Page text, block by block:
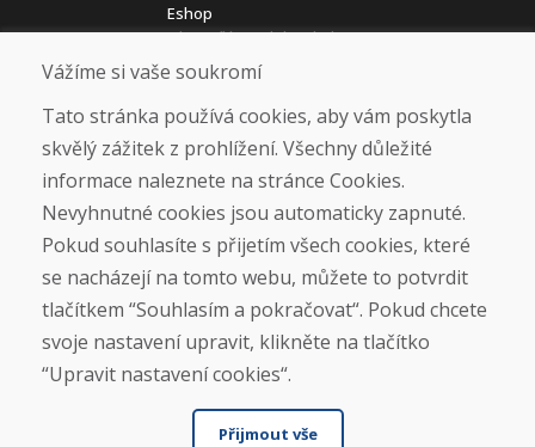
Eshop
Jak posíláme elektrokola
Obchodní podmínky
Doprava
Platba
Vrácení a výměna zboží
Ochrana osobních údajů
Cookies
Sociální sítě
Vážíme si vaše soukromí
Tato stránka používá cookies, aby vám poskytla
skvělý zážitek z prohlížení. Všechny důležité
informace naleznete na stránce Cookies.
Nevyhnutné cookies jsou automaticky zapnuté.
Pokud souhlasíte s přijetím všech cookies, které
se nacházejí na tomto webu, můžete to potvrdit
tlačítkem “Souhlasím a pokračovat“. Pokud chcete
svoje nastavení upravit, klikněte na tlačítko
“Upravit nastavení cookies“.
Přijmout vše